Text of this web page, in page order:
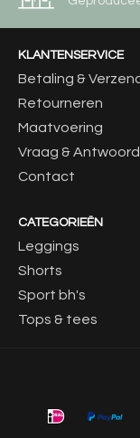
KLANTENSERVICE
Betaling &
Retourneren
Maatvoering
Vraag & Antwoord
Contact
CATEGORIEËN
Leggings
Shorts
Sport bh's
Tops & tees